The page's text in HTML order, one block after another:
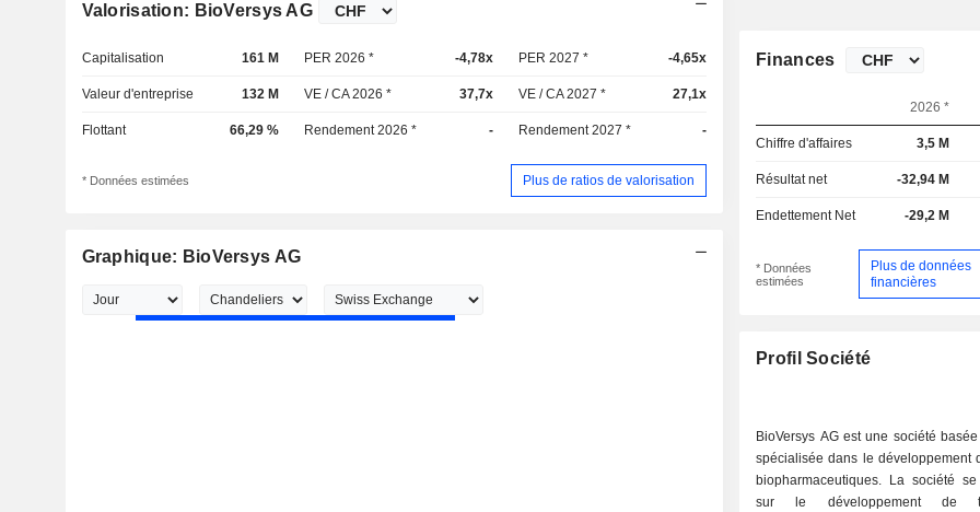
Valorisation: BioVersys AG
Capitalisation 161 M PER 2026 * -4,78x PER 2027 * -4,65x
Valeur d'entreprise 132 M VE / CA 2026 * 37,7x VE / CA 2027 * 27,1x
Flottant 66,29 % Rendement 2026 * - Rendement 2027 * -
* Données estimées Plus de ratios de valorisation
Graphique: BioVersys AG
Finances
2026 *
Chiffre d'affaires 3,5 M
Résultat net -32,94 M
Endettement Net -29,2 M
* Données
estimées
Plus de données
financières
Profil Société
BioVersys AG est une société
spécialisée dans le développement
biopharmaceutiques. La société se
sur le développement de